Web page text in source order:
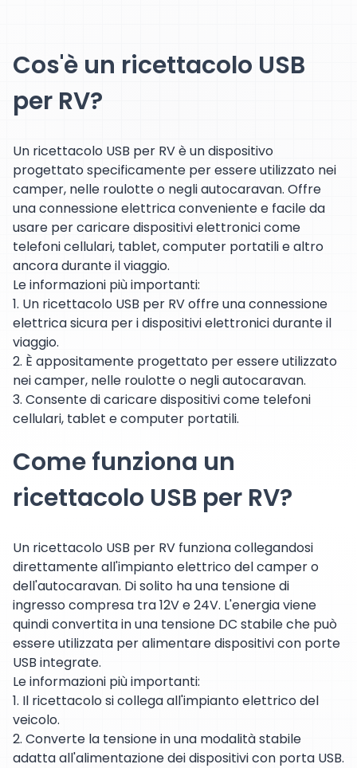
Cos'è un ricettacolo USB
per RV?
Un ricettacolo USB per RV è un dispositivo
progettato specificamente per essere utilizzato nei
camper, nelle roulotte o negli autocaravan. Offre
una connessione elettrica conveniente e facile da
usare per caricare dispositivi elettronici come
telefoni cellulari, tablet, computer portatili e altro
ancora durante il viaggio.
Le informazioni più importanti:
1. Un ricettacolo USB per RV offre una connessione
elettrica sicura per i dispositivi elettronici durante il
viaggio.
2. È appositamente progettato per essere utilizzato
nei camper, nelle roulotte o negli autocaravan.
3. Consente di caricare dispositivi come telefoni
cellulari, tablet e computer portatili.
Come funziona un
ricettacolo USB per RV?
Un ricettacolo USB per RV funziona collegandosi
direttamente all'impianto elettrico del camper o
dell'autocaravan. Di solito ha una tensione di
ingresso compresa tra 12V e 24V. L'energia viene
quindi convertita in una tensione DC stabile che può
essere utilizzata per alimentare dispositivi con porte
USB integrate.
Le informazioni più importanti:
1. Il ricettacolo si collega all'impianto elettrico del
veicolo.
2. Converte la tensione in una modalità stabile
adatta all'alimentazione dei dispositivi con porta USB.